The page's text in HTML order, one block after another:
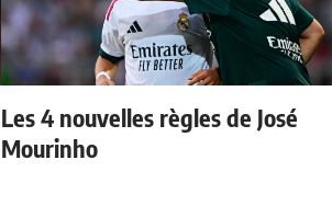
Les 4 nouvelles règles de José
Mourinho